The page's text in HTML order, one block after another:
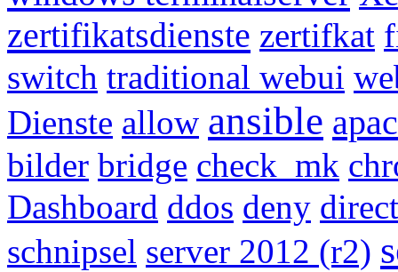
zertifikatsdienste zertifkat
switch traditional webui
Dienste allow ansible
bilder bridge check_mk
Dashboard ddos deny
schnipsel server 2012 (r2)